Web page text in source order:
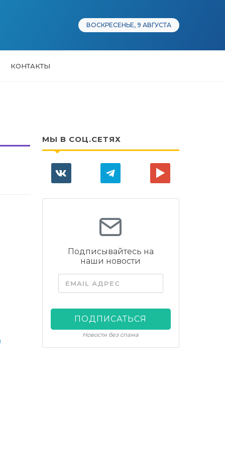
ВОСКРЕСЕНЬЕ, 9 АВГУСТА
КОНТАКТЫ
МЫ В СОЦ.СЕТЯХ
Подписывайтесь на
наши новости
EMAIL АДРЕС
ПОДПИСАТЬСЯ
Новости без спама